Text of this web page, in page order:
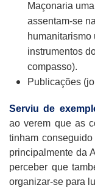
Maçonaria
assentam-se
instrumentos
compasso).
Publicações
Serviu de
ao verem que as
tinham
principalmente da
perceber que
organizar-se para